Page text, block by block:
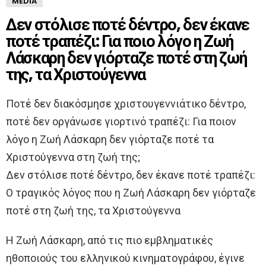
Δεν στόλισε ποτέ δέντρο, δεν έκανε
ποτέ τραπέζι: Για ποιο λόγο η Ζωή
Λάσκαρη δεν γιόρταζε ποτέ στη ζωή
της, τα Χριστούγεννα
Ποτέ δεν διακόσμησε χριστουγεννιάτικο δέντρο,
ποτέ δεν οργάνωσε γιορτινό τραπέζι: Για ποιον
λόγο η Ζωή Λάσκαρη δεν γιόρταζε ποτέ τα
Χριστούγεννα στη ζωή της;
Δεν στόλισε ποτέ δέντρο, δεν έκανε ποτέ τραπέζι:
Ο τραγικός λόγος που η Ζωή Λάσκαρη δεν γιόρταζε
ποτέ στη ζωή της, τα Χριστούγεννα
Η Ζωή Λάσκαρη, από τις πιο εμβληματικές
ηθοποιούς του ελληνικού κινηματογράφου, έγινε